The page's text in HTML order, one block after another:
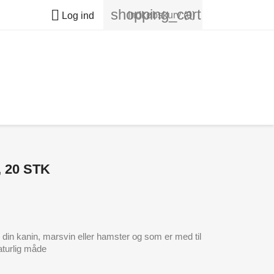
 Log ind shopping_cart
Indkøbskurv (0)
20 STK
kanin, marsvin eller hamster og som er med til
måde